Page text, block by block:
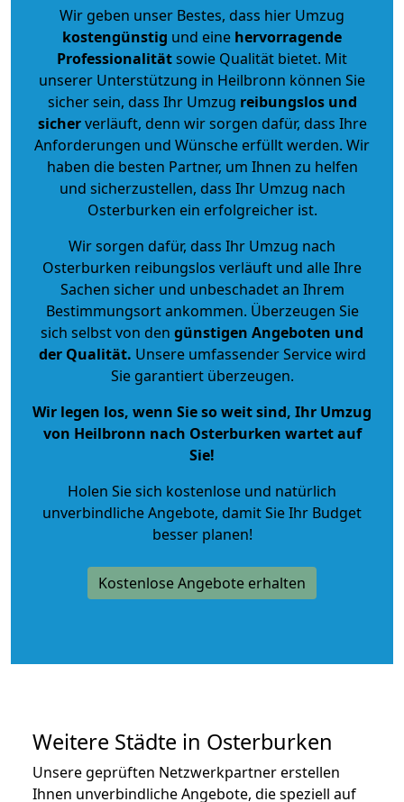
Wir geben unser Bestes, dass hier Umzug
kostengünstig und eine hervorragende
Professionalitätsowie Qualität bietet. Mit
unserer Unterstützung in Heilbronn können Sie
sicher sein, dass Ihr Umzug reibungslos und
sicherverläuft, denn wir sorgen dafür, dass Ihre
Anforderungen und Wünsche erfüllt werden. Wir
haben die besten Partner, um Ihnen zu helfen
und sicherzustellen, dass Ihr Umzug nach
Osterburken ein erfolgreicher ist.
Wir sorgen dafür, dass Ihr Umzug nach
Osterburken reibungslos verläuft und alle Ihre
Sachen sicher und unbeschadet an Ihrem
Bestimmungsort ankommen. Überzeugen Sie
sich selbst von den günstigen Angeboten und
der Qualität. Unsere umfassender Service wird
Sie garantiert überzeugen.
Wir legen los, wenn Sie so weit sind, Ihr Umzug
von Heilbronn nach Osterburken wartet auf
Sie!
Holen Sie sich kostenlose und natürlich
unverbindliche Angebote, damit Sie Ihr Budget
besser planen!
Kostenlose Angebote erhalten
Weitere Städte in Osterburken
Unsere geprüften Netzwerkpartner erstellen
Ihnen unverbindliche Angebote, die speziell auf